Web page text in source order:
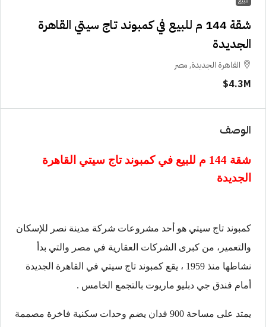
شقة 144 م للبيع في كمبوند تاج سيتي القاهرة
الجديدة
القاهرة الجديدة, مصر
4.3M$
الوصف
شقة 144 م للبيع في
كمبوند تاج سيتي القاهرة
الجديدة
كمبوند تاج سيتي هو أحد مشروعات شركة مدينة نصر للإسكان
والتعمير، من كبرى الشركات العقارية في مصر والتي بدأ
نشاطها منذ 1959 ، يقع كمبوند تاج سيتي في القاهرة الجديدة
أمام فندق جي دبليو ماريوت بالتجمع الخامس .
يمتد على مساحة 900 فدان يضم وحدات سكنية فاخرة مصممة